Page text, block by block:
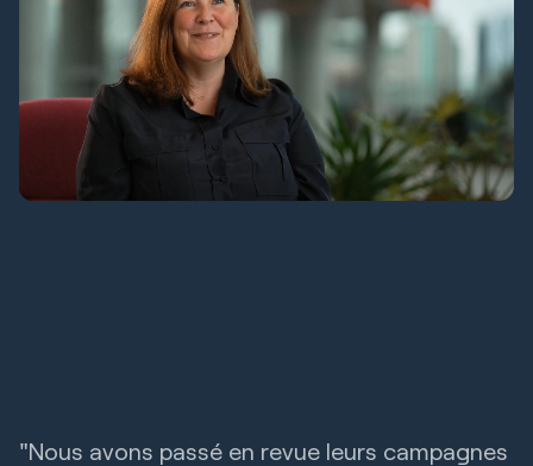
"Nous avons passé en revue leurs campagnes